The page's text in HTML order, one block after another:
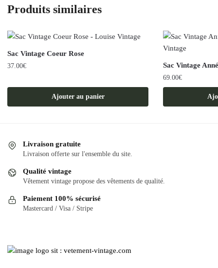
Produits similaires
Sac Vintage Coeur Rose
37.00€
Ajouter au panier
Sac Vintage
69.00€
Livraison gratuite
Livraison offerte sur l'ensemble du site.
Qualité vintage
Vêtement vintage propose des vêtements de qualité.
Paiement 100% sécurisé
Mastercard / Visa / Stripe